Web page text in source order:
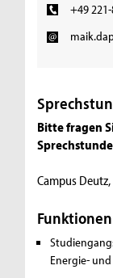
+49
Bitte fragen
Campus
Funktionen
Energie-